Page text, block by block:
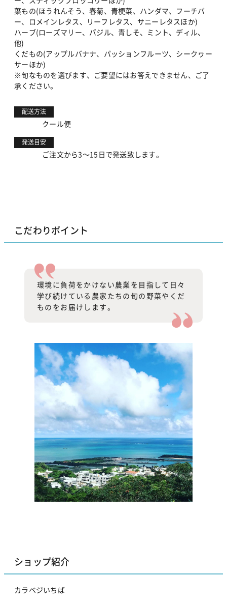
葉もの(ほうれんそう、春菊、青梗菜、ハンダマ、フーチバ
ー、ロメインレタス、リーフレタス、サニーレタスほか)
ハーブ(ローズマリー、バジル、青しそ、ミント、ディル、
他)
くだもの(アップルバナナ、パッションフルーツ、シークヮー
サーほか)
※旬なものを選びます、ご要望にはお答えできません、ご了
承ください。
配送方法
クール便
発送目安
ご注文から3～15日で発送致します。
こだわりポイント
環境に負荷をかけない農業を目指して日々
学び続けている農家たちの旬の野菜やくだ
ものをお届けします。
ショップ紹介
カラベジいちば